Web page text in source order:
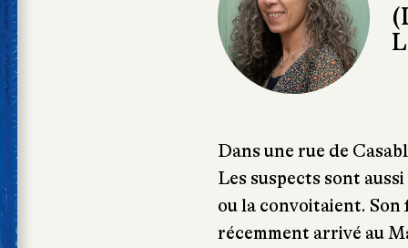
Dans une rue de
Les suspects sont
ou la convoitaient. Son
récemment arrivé au